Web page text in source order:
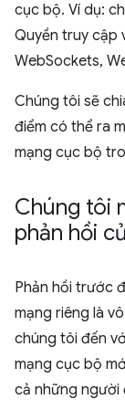
cục bộ. Ví dụ:
Quyền truy cập
WebSockets,
Chúng tôi sẽ
điểm có thể ra
mạng cục bộ
Chúng tôi
phản hồi
Phản hồi trước
mạng riêng là
chúng tôi đến
mạng cục bộ
cả những người